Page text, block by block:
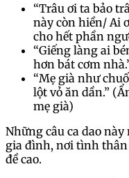
“Trâu ơi ta bảo
này còn hiền/ Ai
cho hết phần
“Giếng làng ai
hơn bát cơm
“Mẹ già như
lột vỏ ăn dần.”
mẹ già)
Những câu ca dao
gia đình, nơi tình thân
đề cao.